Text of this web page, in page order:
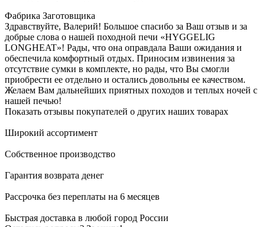
Фабрика Заготовщика
Здравствуйте, Валерий! Большое спасибо за Ваш отзыв и за
добрые слова о нашей походной печи «HYGGELIG
LONGHEAT»! Рады, что она оправдала Ваши ожидания и
обеспечила комфортный отдых. Приносим извинения за
отсутствие сумки в комплекте, но рады, что Вы смогли
приобрести ее отдельно и остались довольны ее качеством.
Желаем Вам дальнейших приятных походов и теплых ночей с
нашей печью!
Показать отзывы покупателей о других наших товарах
Широкий ассортимент
Собственное производство
Гарантия возврата денег
Рассрочка без переплаты на 6 месяцев
Быстрая доставка в любой город России